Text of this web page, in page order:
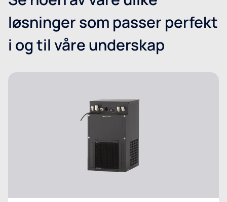
løsninger som passer perfekt
i og til våre underskap